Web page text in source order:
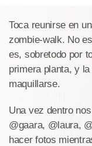
Toca reunirse en
zombie-walk. No
es, sobretodo por
primera planta, y
maquillarse.
Una vez dentro
@gaara, @laura,
hacer fotos